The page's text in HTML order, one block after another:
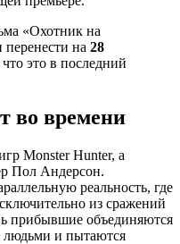
«Охотник на
на 28
это в последний
во времени
Monster Hunter, а
Пол Андерсон.
реальность, где
из сражений
прибывшие объединяются
людьми и пытаются